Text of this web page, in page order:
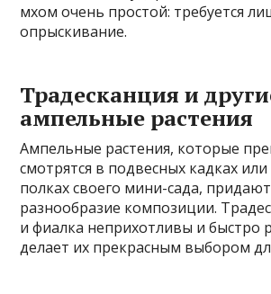
мхом очень простой: требуется
опрыскивание.
Традесканция и
ампельные растения
Ампельные растения, которые
смотрятся в подвесных кадках
полках своего мини-сада,
разнообразие композиции.
и фиалка неприхотливы и быстро
делает их прекрасным выбором